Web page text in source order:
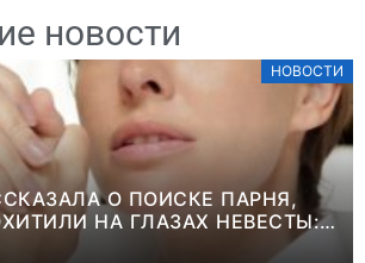
новости
НОВОСТИ
О ПОИСКЕ ПАРНЯ,
НА ГЛАЗАХ НЕВЕСТЫ:
ПРИНЯЛ НА СЕБЯ”